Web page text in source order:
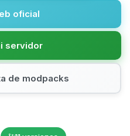
oficial
servidor
de modpacks